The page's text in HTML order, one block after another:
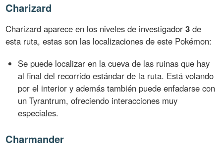
Charizard
Charizard aparece en los niveles de investigador3 de
esta ruta, estas son las localizaciones de este Pokémon:
Se puede localizar en la cueva de las ruinas que hay
al final del recorrido estándar de la ruta. Está volando
por el interior y además también puede enfadarse con
un Tyrantrum, ofreciendo interacciones muy
especiales.
Charmander